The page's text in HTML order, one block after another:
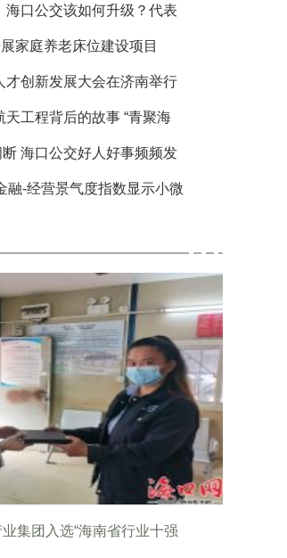
海口公交该如何升级？代表
家庭养老床位建设项目
才创新发展大会在济南举行
工程背后的故事 “青聚海
海口公交好人好事频频发
融-经营景气度指数显示小微
集团入选“海南省行业十强